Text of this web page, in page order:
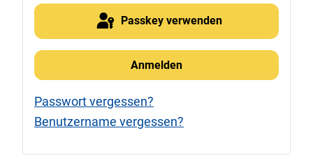
Passkey verwenden
Anmelden
Passwort vergessen?
Benutzername vergessen?